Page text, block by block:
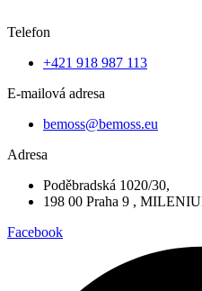
Telefon
+421 918 987 113
E-mailová adresa
bemoss@bemoss.eu
Adresa
Poděbradská 1020/30,
198 00 Praha 9 ,
Facebook